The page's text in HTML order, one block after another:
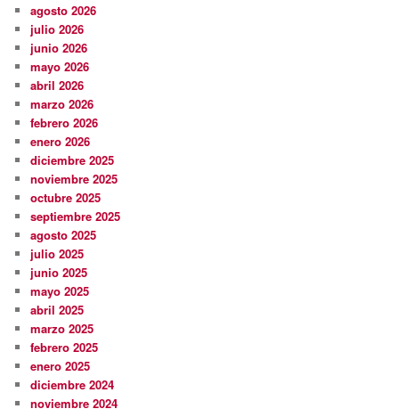
agosto 2026
julio 2026
junio 2026
mayo 2026
abril 2026
marzo 2026
febrero 2026
enero 2026
diciembre 2025
noviembre 2025
octubre 2025
septiembre 2025
agosto 2025
julio 2025
junio 2025
mayo 2025
abril 2025
marzo 2025
febrero 2025
enero 2025
diciembre 2024
noviembre 2024